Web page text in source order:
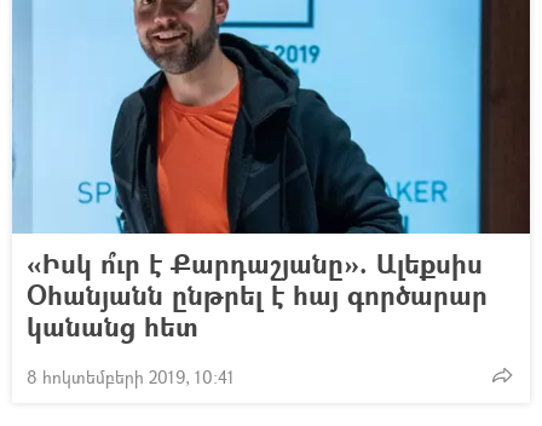
«Իսկ ո՞ւր է Քարդաշյանը». Ալեքսիս
Օհանյանն ընթրել է հայ գործարար
կանանց հետ
8 հոկտեմբերի 2019, 10:41